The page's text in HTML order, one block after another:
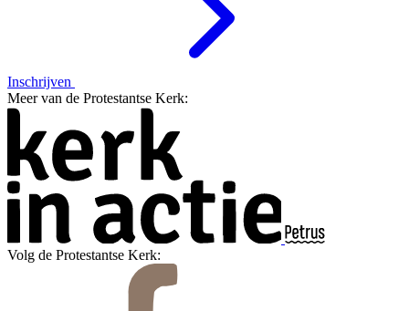
Inschrijven
Meer van de Protestantse Kerk:
Volg de Protestantse Kerk: